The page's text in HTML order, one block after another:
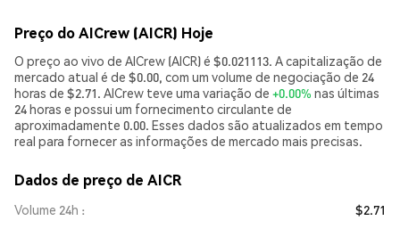
Preço do AICrew (AICR) Hoje
O preço ao vivo de AICrew (AICR) é $0.021113. A capitalização de
mercado atual é de $0.00, com um volume de negociação de 24
horas de $2.71. AICrew teve uma variação de +0.00% nas últimas
24 horas e possui um fornecimento circulante de
aproximadamente 0.00. Esses dados são atualizados em tempo
real para fornecer as informações de mercado mais precisas.
Dados de preço de AICR
Volume 24h
$2.71